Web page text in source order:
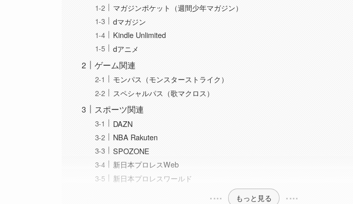
マガジンポケット（週間少年マガジン）
dマガジン
Kindle Unlimited
dアニメ
ゲーム関連
モンパス（モンスターストライク）
スペシャルパス（歌マクロス）
スポーツ関連
DAZN
NBA Rakuten
SPOZONE
新日本プロレスWeb
新日本プロレスワールド
もっと見る